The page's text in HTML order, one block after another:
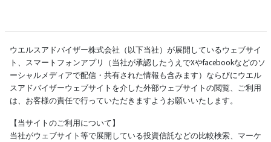
ウエルスアドバイザー株式会社（以下当社）が展開しているウェブサイ
ト、スマートフォンアプリ（当社が承認したうえでXやfacebookなどのソ
ーシャルメディアで配信・共有された情報も含みます）ならびにウエル
スアドバイザーウェブサイトを介した外部ウェブサイトの閲覧、ご利用
は、お客様の責任で行っていただきますようお願いいたします。
【当サイトのご利用について】
当社がウェブサイト等で展開している投資信託などの比較検索、マーケ